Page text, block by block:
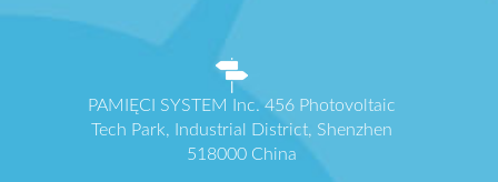
PAMIĘCI SYSTEM Inc. 456 Photovoltaic
Tech Park, Industrial District, Shenzhen
518000 China